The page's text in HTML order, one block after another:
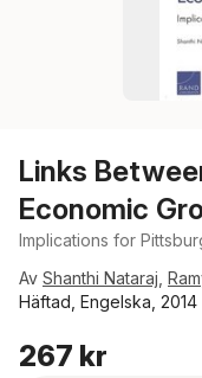
Links
Economic
Implications for
Av Shanthi Nataraj
Häftad, Engelska, 2014
267 kr